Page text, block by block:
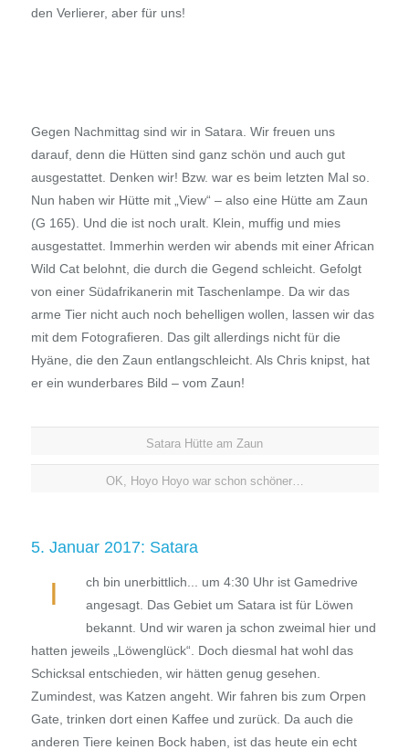
den Verlierer, aber für uns!
Gegen Nachmittag sind wir in Satara. Wir freuen uns
darauf, denn die Hütten sind ganz schön und auch gut
ausgestattet. Denken wir! Bzw. war es beim letzten Mal so.
Nun haben wir Hütte mit „View“ – also eine Hütte am Zaun
(G 165). Und die ist noch uralt. Klein, muffig und mies
ausgestattet. Immerhin werden wir abends mit einer African
Wild Cat belohnt, die durch die Gegend schleicht. Gefolgt
von einer Südafrikanerin mit Taschenlampe. Da wir das
arme Tier nicht auch noch behelligen wollen, lassen wir das
mit dem Fotografieren. Das gilt allerdings nicht für die
Hyäne, die den Zaun entlangschleicht. Als Chris knipst, hat
er ein wunderbares Bild – vom Zaun!
Satara Hütte am Zaun
OK, Hoyo Hoyo war schon schöner…
5. Januar 2017: Satara
I
ch bin unerbittlich... um 4:30 Uhr ist Gamedrive
angesagt. Das Gebiet um Satara ist für Löwen
bekannt. Und wir waren ja schon zweimal hier und
hatten jeweils „Löwenglück“. Doch diesmal hat wohl das
Schicksal entschieden, wir hätten genug gesehen.
Zumindest, was Katzen angeht. Wir fahren bis zum Orpen
Gate, trinken dort einen Kaffee und zurück. Da auch die
anderen Tiere keinen Bock haben, ist das heute ein echt